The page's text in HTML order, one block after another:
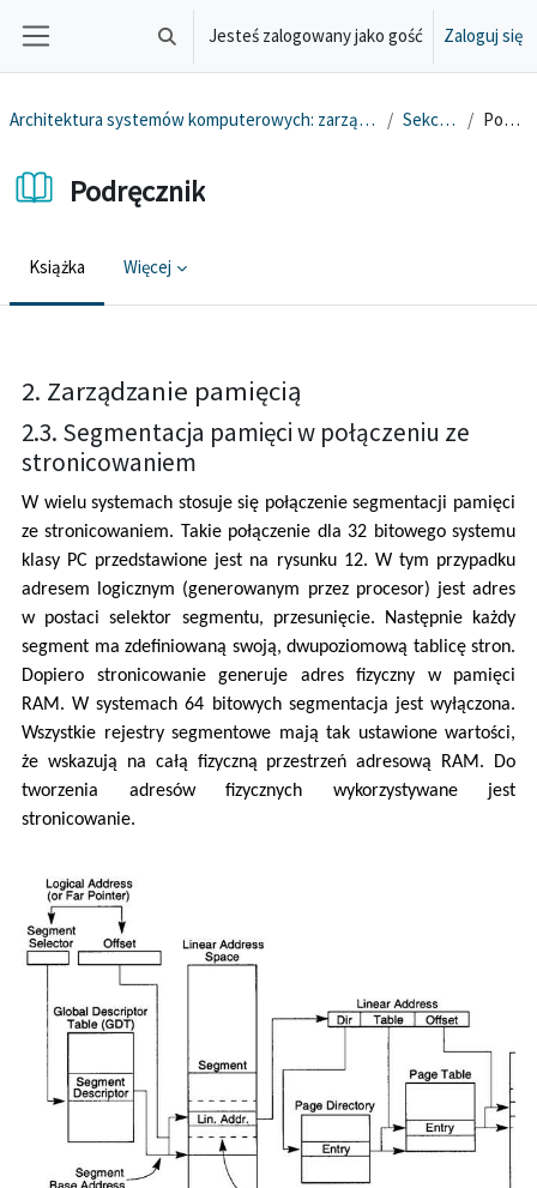
Przejdź do głównej zawartości
Przełącznik wyszukiwarki
Jesteś zalogowany jako gość Zaloguj się
Architektura systemów komputerowych: zarządzanie pamięcią, system przerwań Sekcja ogólna Podręcznik
Podręcznik
Książka Więcej
2. Zarządzanie pamięcią
2.3. Segmentacja pamięci w połączeniu ze
stronicowaniem
W wielu systemach stosuje się połączenie segmentacji pamięci
ze stronicowaniem. Takie połączenie dla 32 bitowego systemu
klasy PC przedstawione jest na rysunku 12. W tym przypadku
adresem logicznym (generowanym przez procesor) jest adres
w postaci selektor segmentu, przesunięcie. Następnie każdy
segment ma zdefiniowaną swoją, dwupoziomową tablicę stron.
Dopiero stronicowanie generuje adres fizyczny w pamięci
RAM. W systemach 64 bitowych segmentacja jest wyłączona.
Wszystkie rejestry segmentowe mają tak ustawione wartości,
że wskazują na całą fizyczną przestrzeń adresową RAM. Do
tworzenia adresów fizycznych wykorzystywane jest
stronicowanie.